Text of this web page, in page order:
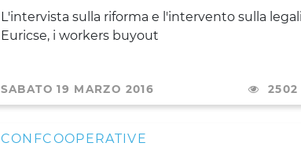
L'intervista sulla riforma e l'intervento sulla
Euricse, i workers buyout
SABATO 19 MARZO 2016 2502
CONFCOOPERATIVE